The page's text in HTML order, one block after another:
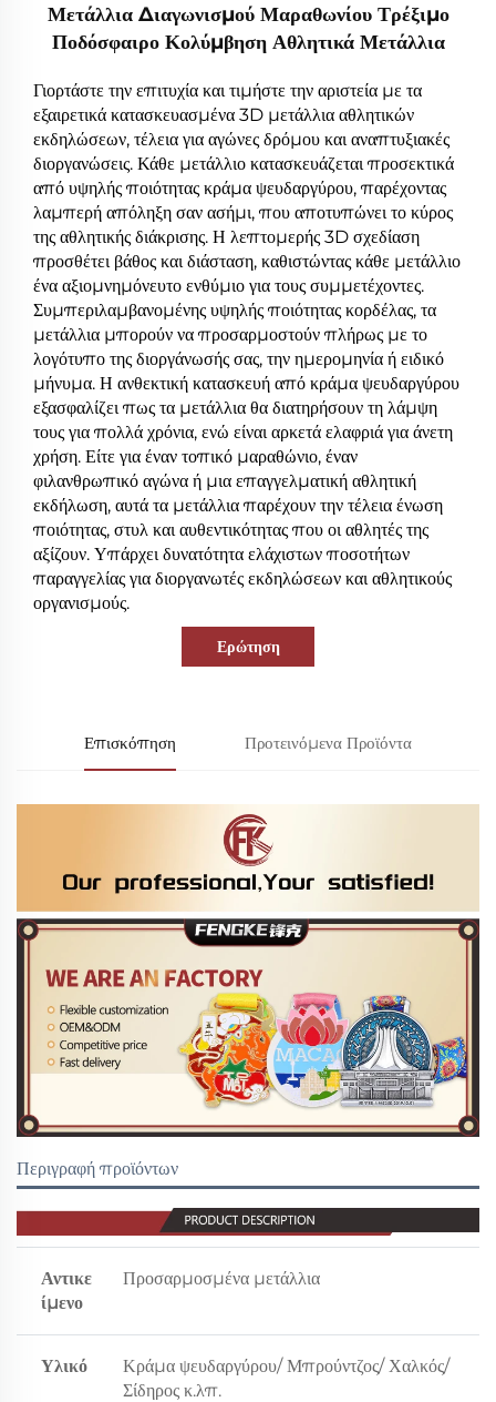
Μετάλλια Διαγωνισμού Μαραθωνίου Τρέξιμο
Ποδόσφαιρο Κολύμβηση Αθλητικά Μετάλλια
Γιορτάστε την επιτυχία και τιμήστε την αριστεία με τα
εξαιρετικά κατασκευασμένα 3D μετάλλια αθλητικών
εκδηλώσεων, τέλεια για αγώνες δρόμου και αναπτυξιακές
διοργανώσεις. Κάθε μετάλλιο κατασκευάζεται προσεκτικά
από υψηλής ποιότητας κράμα ψευδαργύρου, παρέχοντας
λαμπερή απόληξη σαν ασήμι, που αποτυπώνει το κύρος
της αθλητικής διάκρισης. Η λεπτομερής 3D σχεδίαση
προσθέτει βάθος και διάσταση, καθιστώντας κάθε μετάλλιο
ένα αξιομνημόνευτο ενθύμιο για τους συμμετέχοντες.
Συμπεριλαμβανομένης υψηλής ποιότητας κορδέλας, τα
μετάλλια μπορούν να προσαρμοστούν πλήρως με το
λογότυπο της διοργάνωσής σας, την ημερομηνία ή ειδικό
μήνυμα. Η ανθεκτική κατασκευή από κράμα ψευδαργύρου
εξασφαλίζει πως τα μετάλλια θα διατηρήσουν τη λάμψη
τους για πολλά χρόνια, ενώ είναι αρκετά ελαφριά για άνετη
χρήση. Είτε για έναν τοπικό μαραθώνιο, έναν
φιλανθρωπικό αγώνα ή μια επαγγελματική αθλητική
εκδήλωση, αυτά τα μετάλλια παρέχουν την τέλεια ένωση
ποιότητας, στυλ και αυθεντικότητας που οι αθλητές της
αξίζουν. Υπάρχει δυνατότητα ελάχιστων ποσοτήτων
παραγγελίας για διοργανωτές εκδηλώσεων και αθλητικούς
οργανισμούς.
Ερώτηση
Επισκόπηση Προτεινόμενα Προϊόντα
Περιγραφή προϊόντων
Αντικε
ίμενο
Προσαρμοσμένα μετάλλια
Υλικό
Κράμα ψευδαργύρου/ Μπρούντζος/ Χαλκός/
Σίδηρος κ.λπ.